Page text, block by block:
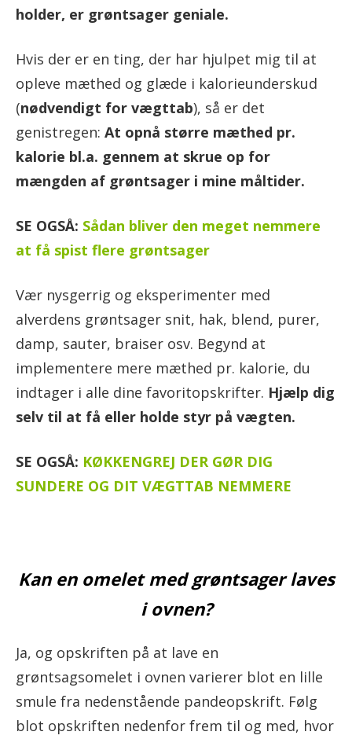
holder, er grøntsager geniale.
Hvis der er en ting, der har hjulpet mig til at
opleve mæthed og glæde i kalorieunderskud
(nødvendigt for vægttab), så er det
genistregen: At opnå større mæthed pr.
kalorie bl.a. gennem at skrue op for
mængden af grøntsager i mine måltider.
SE OGSÅ: Sådan bliver den meget nemmere
at få spist flere grøntsager
Vær nysgerrig og eksperimenter med
alverdens grøntsager snit, hak, blend, purer,
damp, sauter, braiser osv. Begynd at
implementere mere mæthed pr. kalorie, du
indtager i alle dine favoritopskrifter. Hjælp dig
selv til at få eller holde styr på vægten.
SE OGSÅ: KØKKENGREJ DER GØR DIG
SUNDERE OG DIT VÆGTTAB NEMMERE
Kan en omelet med grøntsager laves
i ovnen?
Ja, og opskriften på at lave en
grøntsagsomelet i ovnen varierer blot en lille
smule fra nedenstående pandeopskrift. Følg
blot opskriften nedenfor frem til og med, hvor